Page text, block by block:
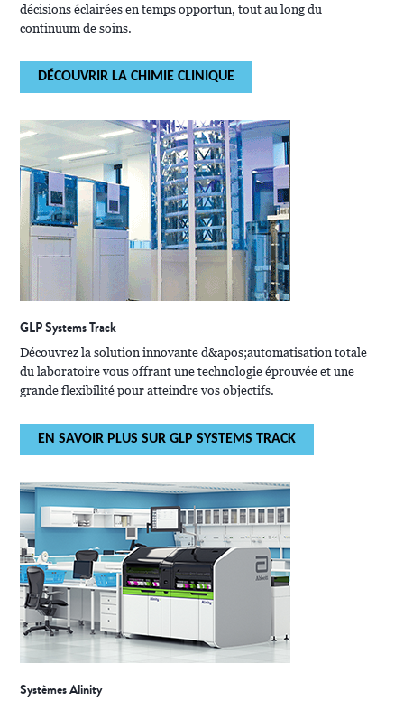
décisions éclairées en temps opportun, tout au long du
continuum de soins.
DÉCOUVRIR LA CHIMIE CLINIQUE
GLP Systems Track
Découvrez la solution innovante d&apos;automatisation totale
du laboratoire vous offrant une technologie éprouvée et une
grande flexibilité pour atteindre vos objectifs.
EN SAVOIR PLUS SUR GLP SYSTEMS TRACK
Systèmes Alinity